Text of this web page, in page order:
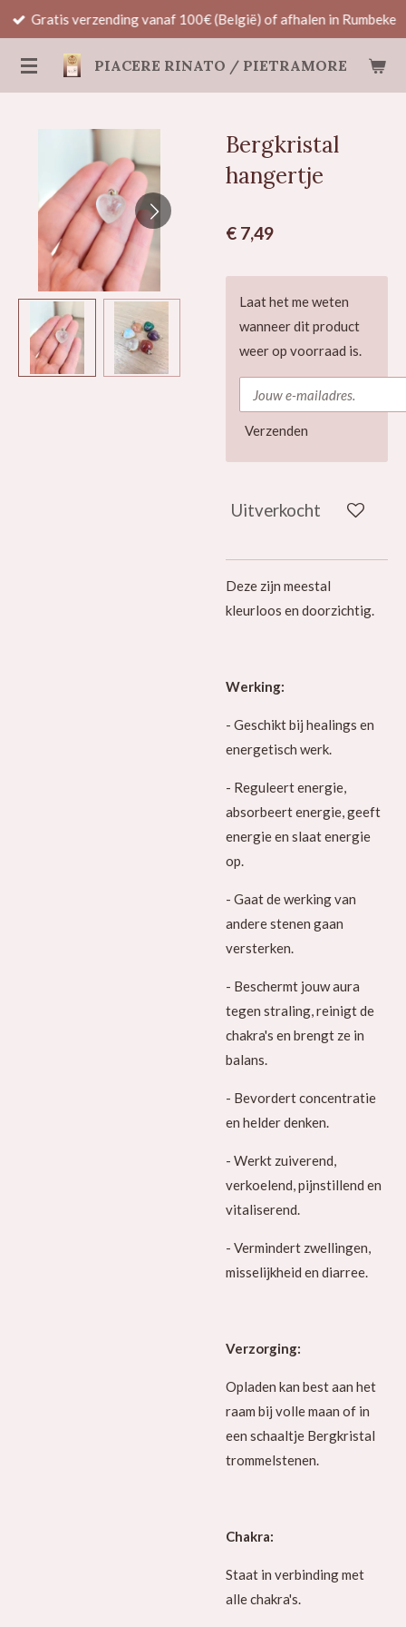
Ga
naar
de
PIACERE RINATO / PIETRAMORE
Gratis verzending vanaf 100€ (België) of afhalen in Rumbeke
Bergkristal
hangertje
€ 7,49
Laat het me weten
wanneer dit product
weer op voorraad is.
Verzenden
Uitverkocht
Deze zijn meestal
kleurloos en doorzichtig.
Werking:
- Geschikt bij healings en
energetisch werk.
- Reguleert energie,
absorbeert energie, geeft
energie en slaat energie
op.
- Gaat de werking van
andere stenen gaan
versterken.
- Beschermt jouw aura
tegen straling, reinigt de
chakra's en brengt ze in
balans.
- Bevordert concentratie
en helder denken.
- Werkt zuiverend,
verkoelend, pijnstillend en
vitaliserend.
- Vermindert zwellingen,
misselijkheid en diarree.
Verzorging:
Opladen kan best aan het
raam bij volle maan of in
een schaaltje Bergkristal
trommelstenen.
Chakra:
Staat in verbinding met
alle chakra's.